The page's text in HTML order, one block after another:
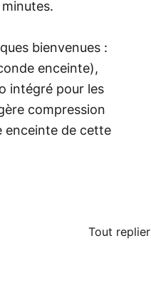
bienvenues :
enceinte),
intégré pour les
compression
enceinte de cette
Tout replier